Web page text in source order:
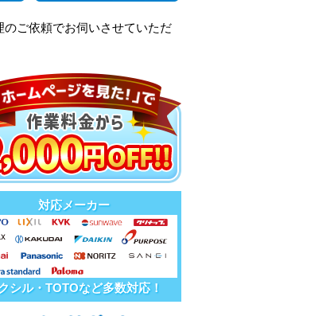
ご依頼でお伺いさせていただ
対応メーカー
シル・TOTOなど多数対応！